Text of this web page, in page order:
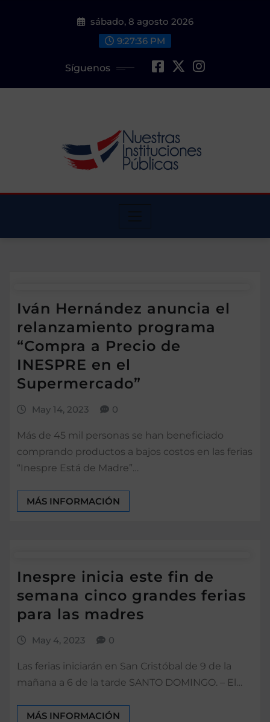
sábado, 8 agosto 2026
9:27:37 PM
Síguenos
Iván Hernández anuncia el
relanzamiento programa
“Compra a Precio de
INESPRE en el
Supermercado”
May 14, 2023 0
Más de 45 mil personas se han beneficiado
comprando productos a bajos costos en las ferias
“Inespre Está de Madre”…
MÁS INFORMACIÓN
Inespre inicia este fin de
semana cinco grandes ferias
para las madres
May 4, 2023 0
Las ferias iniciarán en San Cristóbal de 9 de la
mañana a 6 de la tarde SANTO DOMINGO. – El…
MÁS INFORMACIÓN